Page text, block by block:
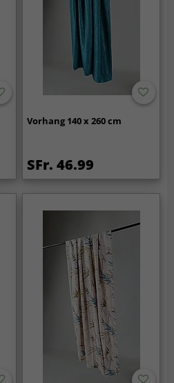
Vorhang 140 x 260 cm
SFr. 46.99